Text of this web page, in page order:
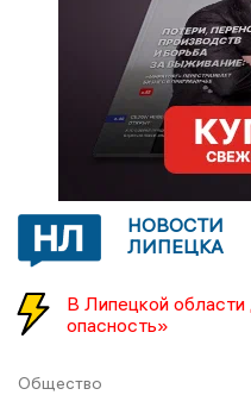
НОВОСТИ
ЛИПЕЦКА
В Липецкой
опасность»
Общество